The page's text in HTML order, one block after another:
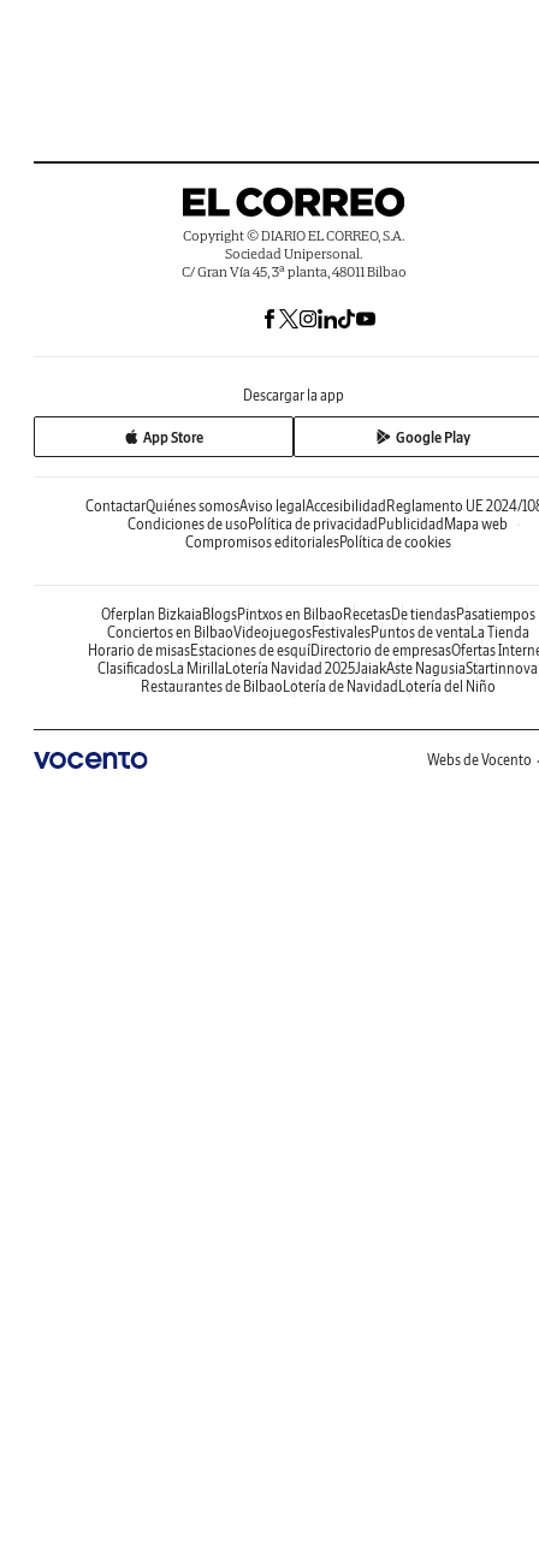
Copyright © DIARIO EL CORREO, S.A.
Sociedad Unipersonal.
C/ Gran Vía 45, 3ª planta, 48011 Bilbao
Descargar la app
App Store Google Play
ContactarQuiénes somosAviso legal Accesibilidad Reglamento UE 2024/
Condiciones de uso Política de privacidad Publicidad Mapa web
Compromisos editorialesPolítica de cookies
Oferplan Bizkaia BlogsPintxos en Bilbao RecetasDe tiendasPasatiempos
Conciertos en BilbaoVideojuegosFestivalesPuntos de venta La Tienda
Horario de misasEstaciones de esquíDirectorio de empresasOfertas
ClasificadosLa Mirilla Lotería Navidad 2025JaiakAste NagusiaStartinnova
Restaurantes de Bilbao Lotería de Navidad Lotería del Niño
Webs de Vocento